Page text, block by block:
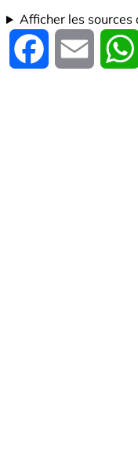
Afficher les sources
Facebook Email